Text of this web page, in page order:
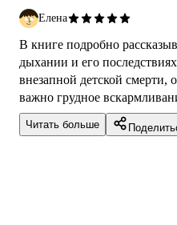
Елена
В книге подробно
дыхании и его
внезапной детской смерти,
важно грудное
пища в раннем детском
Читать больше